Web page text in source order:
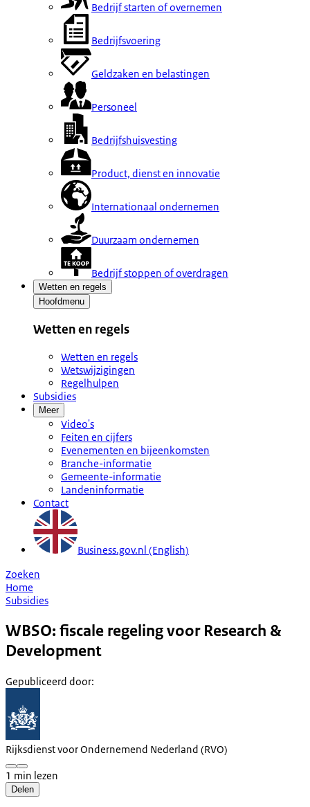
Bedrijf starten of overnemen
Bedrijfsvoering
Geldzaken en belastingen
Personeel
Bedrijfshuisvesting
Product, dienst en innovatie
Internationaal ondernemen
Duurzaam ondernemen
Bedrijf stoppen of overdragen
Wetten en regels
Hoofdmenu
Wetten en regels
Wetten en regels
Wetswijzigingen
Regelhulpen
Subsidies
Meer
Video's
Feiten en cijfers
Evenementen en bijeenkomsten
Branche-informatie
Gemeente-informatie
Landeninformatie
Contact
Business.gov.nl (English)
Zoeken
Home
Subsidies
WBSO: fiscale regeling voor Research &
Development
Gepubliceerd door:
Rijksdienst voor Ondernemend Nederland (RVO)
1 min lezen
Delen